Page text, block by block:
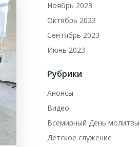
Ноябрь 2023
Октябрь 2023
Сентябрь 2023
Июнь 2023
Рубрики
Анонсы
Видео
Всемирный День молитвы
Детское служение